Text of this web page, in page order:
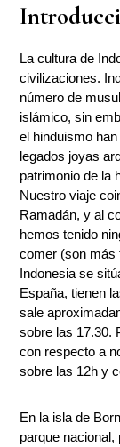
La cultura de
civilizaciones.
número de
islámico, sin
el hinduismo
legados joyas
patrimonio de la
Nuestro viaje
Ramadán, y al
hemos tenido
comer (son más
Indonesia se
España, tienen
sale
sobre las 17.30.
con respecto a
sobre las 12h y
En la isla de
parque